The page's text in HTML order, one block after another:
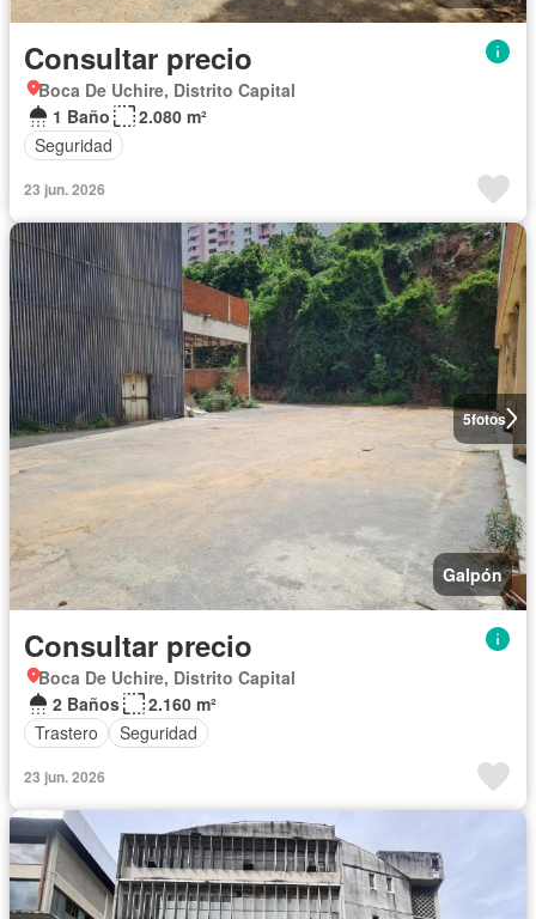
Consultar precio
Boca De Uchire, Distrito Capital
1 Baño
2.080 m²
Seguridad
23 jun. 2026
5fotos
Galpón
Consultar precio
Boca De Uchire, Distrito Capital
2 Baños
2.160 m²
Trastero
Seguridad
23 jun. 2026